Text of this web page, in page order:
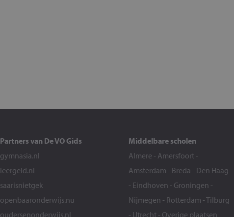
Partners van De VO Gids
gymnasia.nl
leergeld.nl
saarisnietgek
openbaaronderwijs.nu
oudersenonderwijs.nl
Middelbare scholen
Almere - Amersfoort -
Amsterdam - Breda - Den Haag
- Eindhoven - Groningen -
Nijmegen - Rotterdam -Tilburg
- Utrecht - Overige plaatsen